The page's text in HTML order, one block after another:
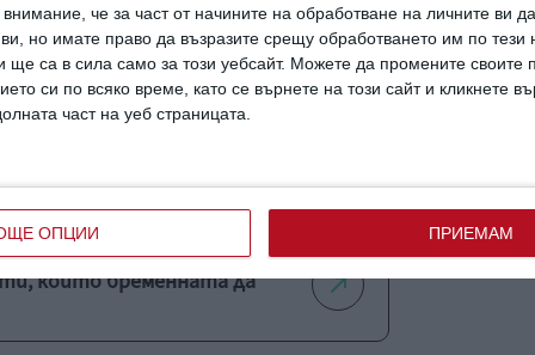
че за част от начините на обработване на личните ви
ви, но имате право да възразите срещу обработването им по тези
ще са в сила само за този уебсайт. Можете да промените своите
си по всяко време, като се върнете на този сайт и кликнете
част на уеб страницата.
ОПЦИИ ПРИЕМАМ
с пауза за почивка.
които бременната да